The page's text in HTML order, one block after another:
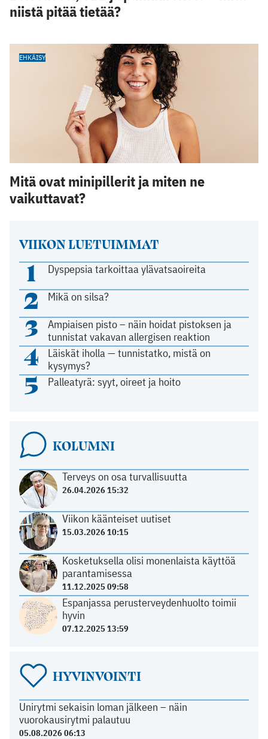
VIIKON LUETUIMMAT
1 Dyspepsia tarkoittaa ylävatsaoireita
2 Mikä on silsa?
3
Ampiaisen pisto – näin hoidat pistoksen ja
tunnistat vakavan allergisen reaktion
4
Läiskät iholla — tunnistatko, mistä on
kysymys?
5 Palleatyrä: syyt, oireet ja hoito
KOLUMNI
Terveys on osa turvallisuutta
26.04.2026 15:32
Viikon käänteiset uutiset
15.03.2026 10:15
Kosketuksella olisi monenlaista käyttöä
parantamisessa
11.12.2025 09:58
Espanjassa perusterveydenhuolto toimii
hyvin
07.12.2025 13:59
HYVINVOINTI
Unirytmi sekaisin loman jälkeen – näin
vuorokausirytmi palautuu
05.08.2026 06:13
niistä pitää tietää?
EHKÄISY
Mitä ovat minipillerit ja miten ne
vaikuttavat?